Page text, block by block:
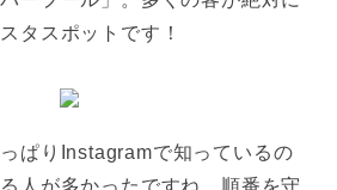
タスポットです！
ぱりInstagramで知っているの
人が多かったですね。順番を守